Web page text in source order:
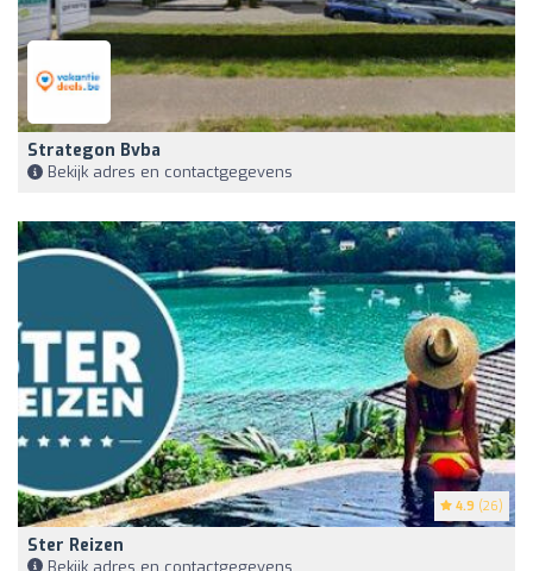
Strategon Bvba
Bekijk adres en contactgegevens
4.9 (26)
Ster Reizen
Bekijk adres en contactgegevens